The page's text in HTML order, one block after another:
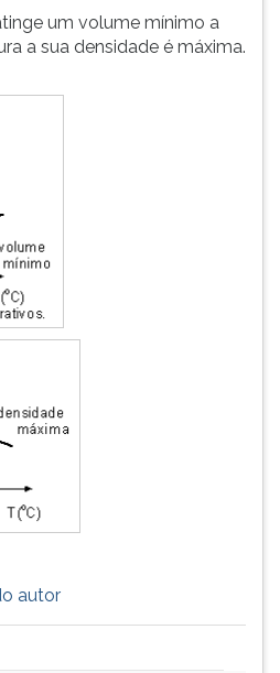
um volume mínimo a
a sua densidade é máxima.
autor